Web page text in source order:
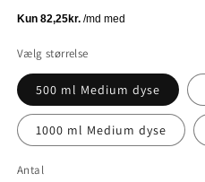
Vælg størrelse
500 ml Medium dyse
1000 ml Medium dyse
Antal
Antal